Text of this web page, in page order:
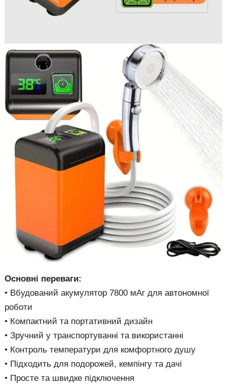
Основні переваги:
• Вбудований акумулятор 7800 мАг для автономної
роботи
• Компактний та портативний дизайн
• Зручний у транспортуванні та використанні
• Контроль температури для комфортного душу
• Підходить для подорожей, кемпінгу та дачі
• Просте та швидке підключення